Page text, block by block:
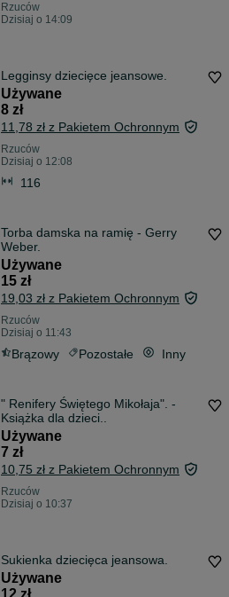
Rzuców
Dzisiaj o 14:09
Legginsy dziecięce jeansowe.
Używane
8 zł
11,78 zł z Pakietem Ochronnym
Rzuców
Dzisiaj o 12:08
116
Torba damska na ramię - Gerry
Weber.
Używane
15 zł
19,03 zł z Pakietem Ochronnym
Rzuców
Dzisiaj o 11:43
Brązowy Pozostałe Inny
" Renifery Świętego Mikołaja". -
Książka dla dzieci..
Używane
7 zł
10,75 zł z Pakietem Ochronnym
Rzuców
Dzisiaj o 10:37
Sukienka dziecięca jeansowa.
Używane